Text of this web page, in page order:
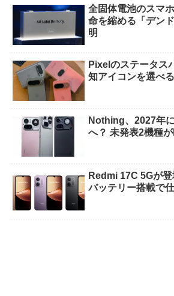
全固体電池のスマ
命を縮める「デン
明
Pixelのステータス
知アイコンを選べ
Nothing、2027年
へ？ 未発表2機種
Redmi 17C 5Gが
バッテリー搭載で